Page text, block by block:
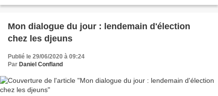
Mon dialogue du jour : lendemain d'élection
chez les djeuns
Publié le 29/06/2020 à 09:24
Par Daniel Confland